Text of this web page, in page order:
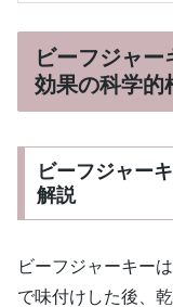
ビーフジャー
効果の科学的
ビーフジャー
解説
ビーフジャーキー
で味付けした後、